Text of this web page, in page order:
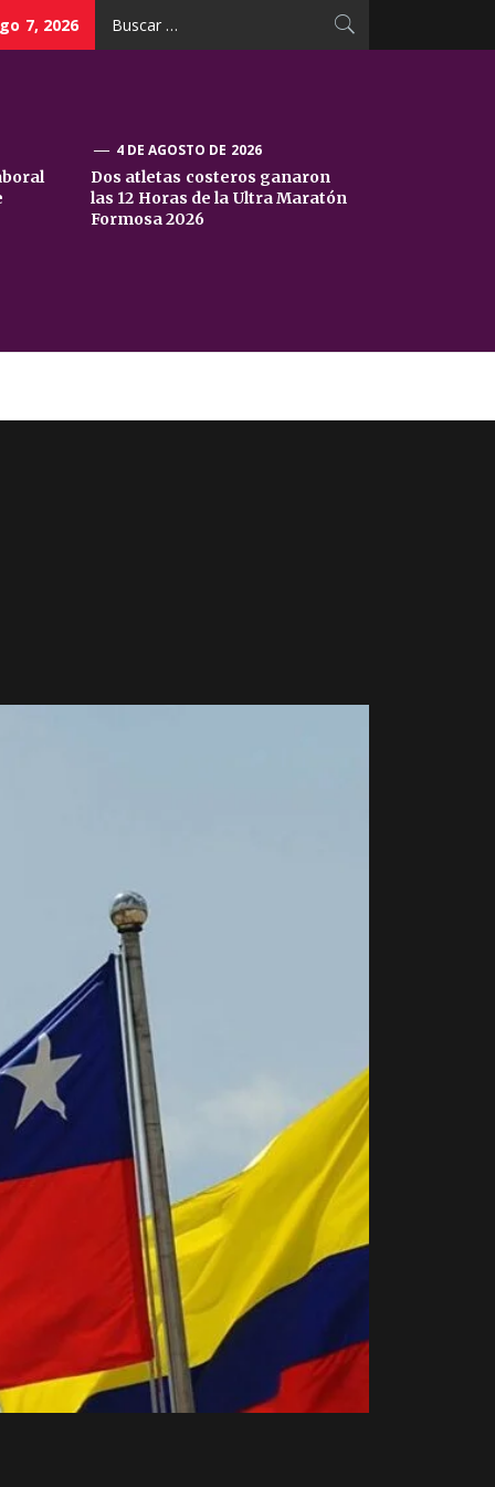
7, 2026
4 DE AGOSTO DE 2026
Dos atletas costeros ganaron
las 12 Horas de la Ultra Maratón
Formosa 2026